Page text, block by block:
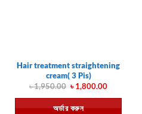
Hair treatment straightening
cream( 3 Pis)
৳1,950.00 Original
price
was:
৳ 1,950.00.
৳1,800.00Current
is:
৳ 1,800.00.
অর্ডার করুন